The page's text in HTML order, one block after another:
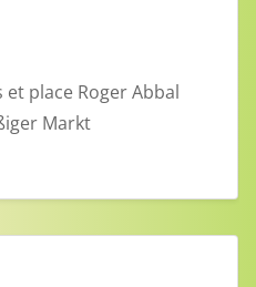
et place Roger Abbal
Markt